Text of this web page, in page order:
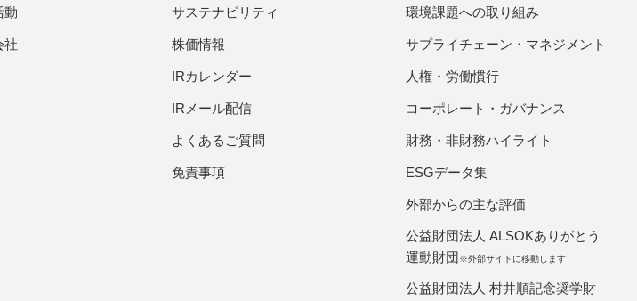
動
社
サステナビリティ
株価情報
IRカレンダー
IRメール配信
よくあるご質問
免責事項
環境課題への取り組み
サプライチェーン・マネジメント
人権・労働慣行
コーポレート・ガバナンス
財務・非財務ハイライト
ESGデータ集
外部からの主な評価
公益財団法人 ALSOKありがとう
運動財団※外部サイトに移動します
公益財団法人 村井順記念奨学財